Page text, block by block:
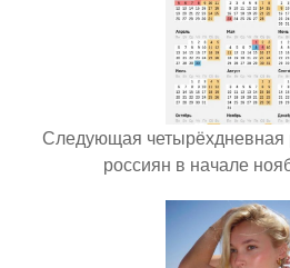
Следующая четырёхдневная
россиян в начале